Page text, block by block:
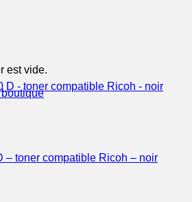
est vide.
– toner compatible Ricoh – noir